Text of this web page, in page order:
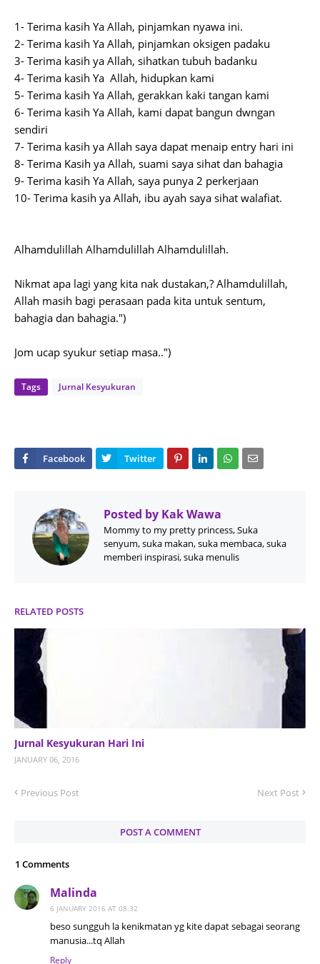
1- Terima kasih Ya Allah, pinjamkan nyawa ini.
2- Terima kasih Ya Allah, pinjamkan oksigen padaku
3- Terima kasih ya Allah, sihatkan tubuh badanku
4- Terima kasih Ya Allah, hidupkan kami
5- Terima kasih Ya Allah, gerakkan kaki tangan kami
6- Terima kasih Ya Allah, kami dapat bangun dwngan
sendiri
7- Terima kasih ya Allah saya dapat menaip entry hari ini
8- Terima Kasih ya Allah, suami saya sihat dan bahagia
9- Terima kasih Ya Allah, saya punya 2 perkerjaan
10- Terima kasih ya Allah, ibu ayah saya sihat walafiat.
Alhamdulillah Alhamdulillah Alhamdulillah.
Nikmat apa lagi yang kita nak dustakan,? Alhamdulillah,
Allah masih bagi perasaan pada kita untuk sentum,
bahagia dan bahagia.")
Jom ucap syukur setiap masa..")
Tags Jurnal Kesyukuran
Posted by Kak Wawa
Mommy to my pretty princess, Suka
senyum, suka makan, suka membaca, suka
memberi inspirasi, suka menulis
RELATED POSTS
Jurnal Kesyukuran Hari Ini
JANUARY 06, 2016
Previous Post Next Post
POST A COMMENT
1 Comments
Malinda
6 JANUARY 2016 AT 08:32
beso sungguh la kenikmatan yg kite dapat sebagai seorang
manusia...tq Allah
Reply